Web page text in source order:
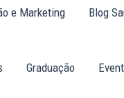
e Marketing Blog
Graduação